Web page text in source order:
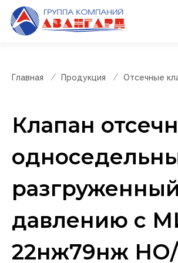
Главная Продукция Отсечные
Клапан
давлению с
22нж79нж